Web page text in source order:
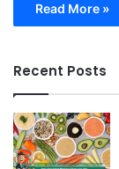
Read More »
Recent Posts